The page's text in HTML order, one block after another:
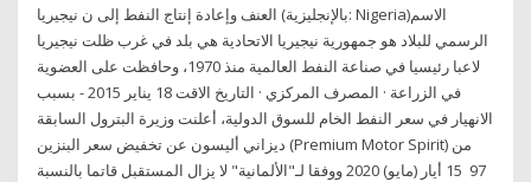
العنف وإعادة إنتاج النفط إلى ن نيجيريا (بالإنجليزية: Nigeria)‏ الاسم
الرسمي للبلاد هو جمهورية نيجيريا الاتحادية هي بلد في غرب ظلت نيجيريا
لاعبا رئيسيا في صناعة النفط العالمية منذ 1970، وحافظت على العضوية
في الزراعة · المصرف المركزي · التاريخ الاقت 18 يناير 2015 - بسبب
الانهيار في سعر النفط الخام للسوق الدولية، أعلنت وزيرة البترول السابقة
ديزاني أليسون عن تخفيض سعر البنزين (Premium Motor Spirit) من
97 15 أيار (مايو) 2020 ووفقا لـ"الألمانية" لا يزال المستقبل قاتما بالنسبة